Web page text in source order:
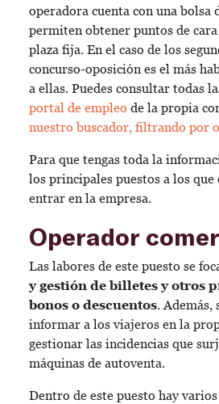
operadora cuenta con una bolsa
permiten obtener puntos de
plaza fija. En el caso de los
concurso-oposición es el más
a ellas. Puedes consultar todas
portal de empleo de la propia
nuestro buscador, filtrando por
Para que tengas toda la
los principales puestos a los
entrar en la empresa.
Operador
Las labores de este puesto se
y gestión de billetes y otros
bonos o descuentos. Además,
informar a los viajeros en la
gestionar las incidencias que
máquinas de autoventa.
Dentro de este puesto hay